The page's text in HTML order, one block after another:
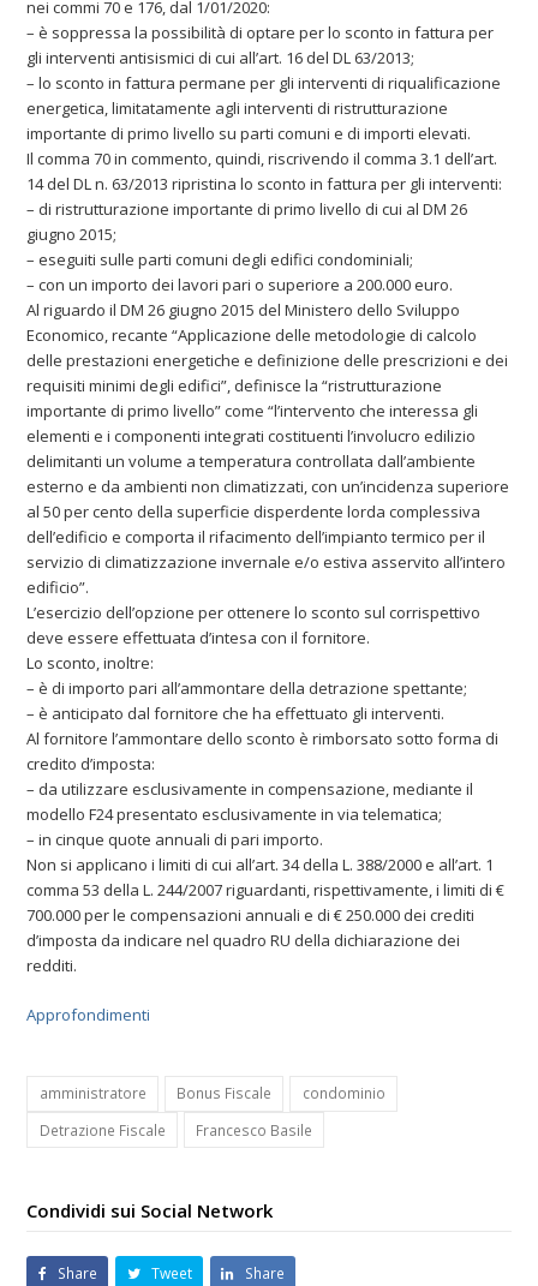
nei commi 70 e 176, dal 1/01/2020:
– è soppressa la possibilità di optare per lo sconto in fattura per
gli interventi antisismici di cui all’art. 16 del DL 63/2013;
– lo sconto in fattura permane per gli interventi di riqualificazione
energetica, limitatamente agli interventi di ristrutturazione
importante di primo livello su parti comuni e di importi elevati.
Il comma 70 in commento, quindi, riscrivendo il comma 3.1 dell’art.
14 del DL n. 63/2013 ripristina lo sconto in fattura per gli interventi:
– di ristrutturazione importante di primo livello di cui al DM 26
giugno 2015;
– eseguiti sulle parti comuni degli edifici condominiali;
– con un importo dei lavori pari o superiore a 200.000 euro.
Al riguardo il DM 26 giugno 2015 del Ministero dello Sviluppo
Economico, recante “Applicazione delle metodologie di calcolo
delle prestazioni energetiche e definizione delle prescrizioni e dei
requisiti minimi degli edifici”, definisce la “ristrutturazione
importante di primo livello” come “l’intervento che interessa gli
elementi e i componenti integrati costituenti l’involucro edilizio
delimitanti un volume a temperatura controllata dall’ambiente
esterno e da ambienti non climatizzati, con un’incidenza superiore
al 50 per cento della superficie disperdente lorda complessiva
dell’edificio e comporta il rifacimento dell’impianto termico per il
servizio di climatizzazione invernale e/o estiva asservito all’intero
edificio”.
L’esercizio dell’opzione per ottenere lo sconto sul corrispettivo
deve essere effettuata d’intesa con il fornitore.
Lo sconto, inoltre:
– è di importo pari all’ammontare della detrazione spettante;
– è anticipato dal fornitore che ha effettuato gli interventi.
Al fornitore l’ammontare dello sconto è rimborsato sotto forma di
credito d’imposta:
– da utilizzare esclusivamente in compensazione, mediante il
modello F24 presentato esclusivamente in via telematica;
– in cinque quote annuali di pari importo.
Non si applicano i limiti di cui all’art. 34 della L. 388/2000 e all’art. 1
comma 53 della L. 244/2007 riguardanti, rispettivamente, i limiti di €
700.000 per le compensazioni annuali e di € 250.000 dei crediti
d’imposta da indicare nel quadro RU della dichiarazione dei
redditi.
Approfondimenti
amministratore Bonus Fiscale
condominio
Detrazione Fiscale
Francesco Basile
Condividi sui Social Network
Share Tweet Share